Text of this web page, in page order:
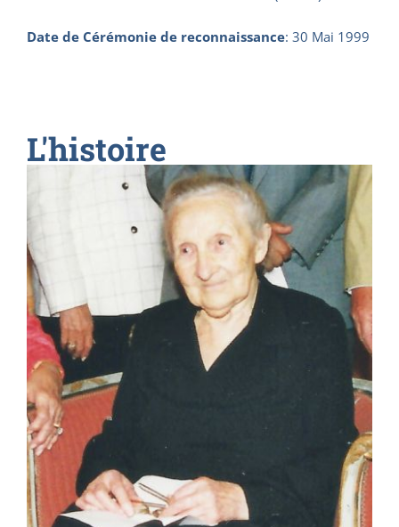
Date de Cérémonie de reconnaissance: 30 Mai 1999
L'histoire